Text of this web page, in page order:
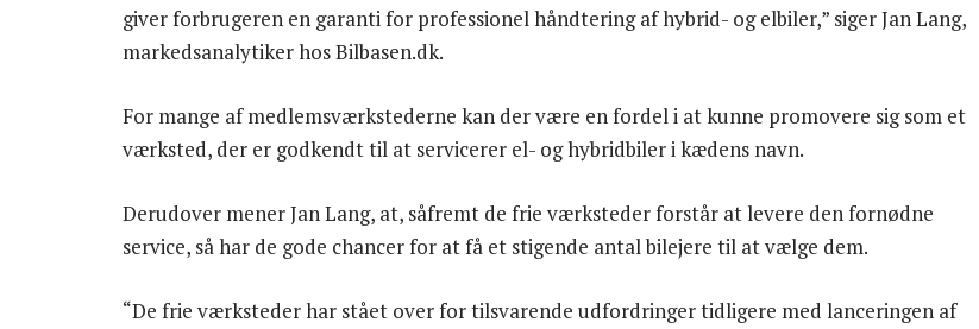
giver forbrugeren en garanti for professionel håndtering af hybrid- og elbiler,” siger Jan Lang,
markedsanalytiker hos Bilbasen.dk.
For mange af medlemsværkstederne kan der være en fordel i at kunne promovere sig som et
værksted, der er godkendt til at servicerer el- og hybridbiler i kædens navn.
Derudover mener Jan Lang, at, såfremt de frie værksteder forstår at levere den fornødne
service, så har de gode chancer for at få et stigende antal bilejere til at vælge dem.
“De frie værksteder har stået over for tilsvarende udfordringer tidligere med lanceringen af